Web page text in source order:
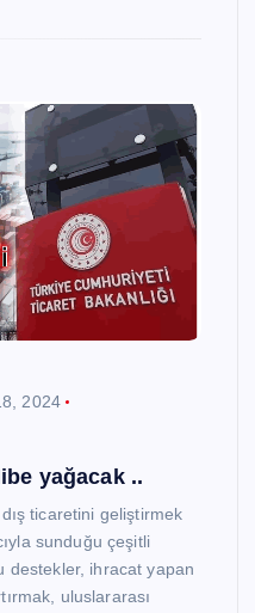
2024
yağacak ..
ticaretini geliştirmek
sunduğu çeşitli
destekler, ihracat yapan
uluslararası